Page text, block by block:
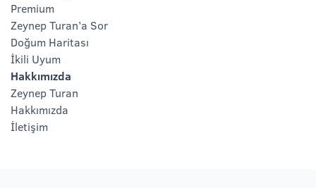
Premium
Zeynep Turan’a Sor
Doğum Haritası
İkili Uyum
Hakkımızda
Zeynep Turan
Hakkımızda
İletişim